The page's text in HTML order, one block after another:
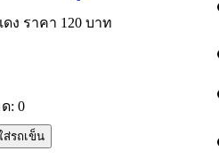
ง ราคา 120 บาท
: 0